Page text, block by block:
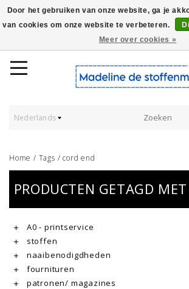
Worldwide Shipping - Onze stoffen worden
Nederlands
Home / Tags /cord end
PRODUCTEN GETAGD
A0 - printservice
stoffen
naaibenodigdheden
fournituren
patronen/ magazines
Door het gebruiken van onze website, ga je
van cookies om onze website te verbeteren.
Meer over cookies »